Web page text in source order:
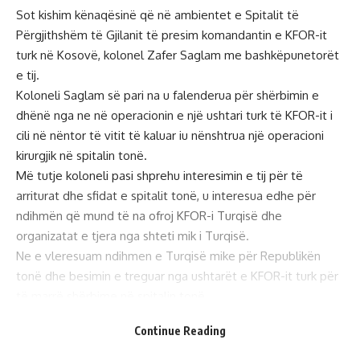
Sot kishim kënaqësinë që në ambientet e Spitalit të
Përgjithshëm të Gjilanit të presim komandantin e KFOR-it
turk në Kosovë, kolonel Zafer Saglam me bashkëpunetorët
e tij.
Koloneli Saglam së pari na u falenderua për shërbimin e
dhënë nga ne në operacionin e një ushtari turk të KFOR-it i
cili në nëntor të vitit të kaluar iu nënshtrua një operacioni
kirurgjik në spitalin tonë.
Më tutje koloneli pasi shprehu interesimin e tij për të
arriturat dhe sfidat e spitalit tonë, u interesua edhe për
ndihmën që mund të na ofroj KFOR-i Turqisë dhe
organizatat e tjera nga shteti mik i Turqisë.
Ne e vleresuam ndihmen e Turqisë mike për Republikën
tonë dhe besimin e treguar nga ushtarët e KFOR-it turk për
Me një dhuratë modeste por shume domethënëse për ne, u
Continue Reading